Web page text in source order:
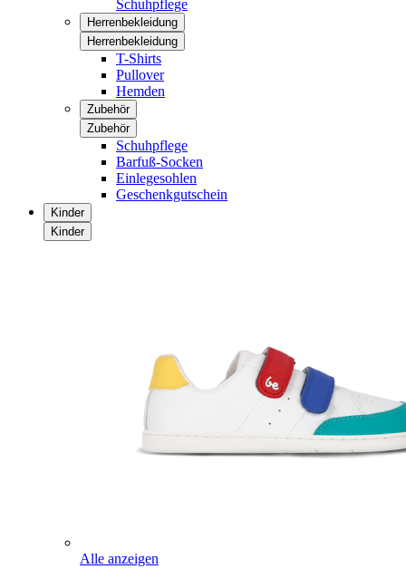
Schuhpflege
Herrenbekleidung
Herrenbekleidung
T-Shirts
Pullover
Hemden
Zubehör
Zubehör
Schuhpflege
Barfuß-Socken
Einlegesohlen
Geschenkgutschein
Kinder
Kinder
Alle anzeigen